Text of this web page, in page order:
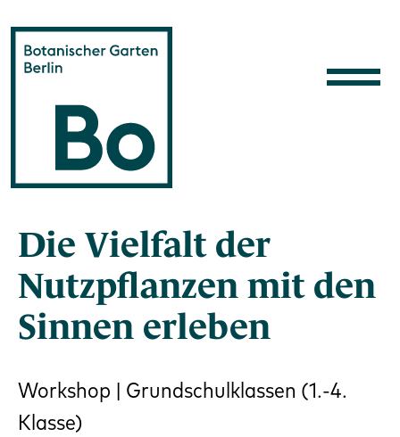
Die Vielfalt der
Nutzpflanzen mit den
Sinnen erleben
Workshop | Grundschulklassen (1.-4.
Klasse)